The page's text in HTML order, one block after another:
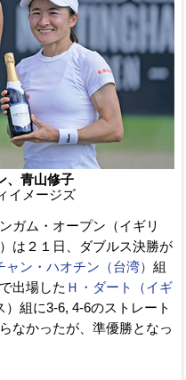
、青山修子
イメージズ
ガム・オープン（イギリ
は２１日、ダブルス決勝が
ャン・ハオチン（台湾） 組
出場した Ｈ・ダート（イギ
組に3-6, 4-6のストレート
なかったが、準優勝となっ